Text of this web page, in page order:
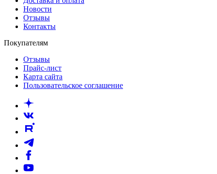
Новости
Отзывы
Контакты
Покупателям
Отзывы
Прайс-лист
Карта сайта
Пользовательское соглашение